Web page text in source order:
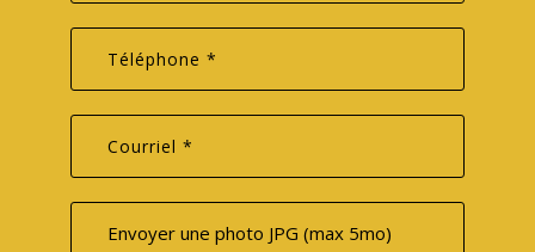
Envoyer une photo JPG (max 5mo)